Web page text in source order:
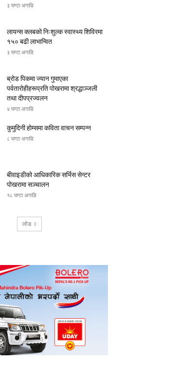
३ घण्टा अगाडि
लायन्स क्लबको निःशुल्क स्वास्थ्य शिविरमा
१५० बढी लाभान्वित
३ घण्टा अगाडि
ब्रोड पिकमा ज्यान गुमाएका
पर्वतारोहीहरूप्रति पोखरामा श्रद्धाञ्जली
तथा दीपप्रज्वलन
४ घण्टा अगाडि
कुमुदिनी होम्समा कविता वाचन सम्पन्न
८ घण्टा अगाडि
बीवाइडीको आधिकारिक सर्भिस सेन्टर
पोखरामा सञ्चालन
१८ घण्टा अगाडि
लोड